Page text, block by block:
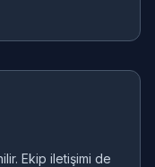
Ekip iletişimi de